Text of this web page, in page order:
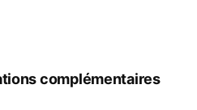
complémentaires